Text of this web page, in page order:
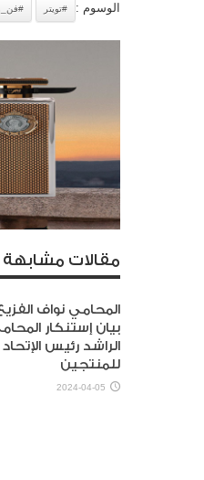
الوسوم : #تويتر
مقالات مشابهة
المحامي نواف
بيان إستنكار
الراشد رئيس
للمنتجين
2024-04-05